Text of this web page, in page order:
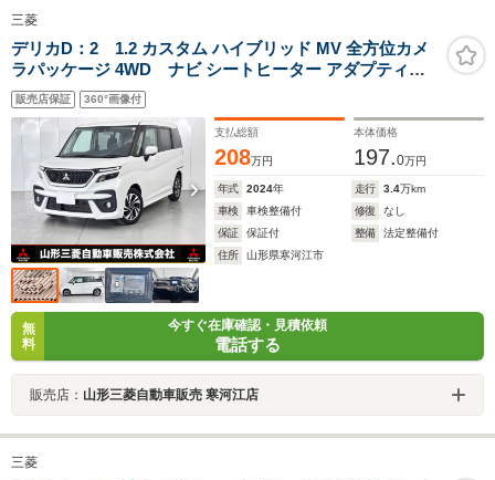
三菱
デリカD：2 1.2 カスタム ハイブリッド MV 全方位カメ
ラパッケージ 4WD ナビ シートヒーター アダプティブ
クルーズコントロール マルチアラウンドモニター 横滑り
防止装置 ETC 前席ウォークスルー レーンキープアシスト
販売店保証 360°画像付
支払総額
208万円
本体価格
197.0万円
年式 2024年 走行 3.4万km
車検
車検整備付 修復
なし
保証
保証付 整備
法定整備付
住所
山形県寒河江市
無
料
今すぐ在庫確認・見積依頼
電話する
販売店： 山形三菱自動車販売 寒河江店
三菱